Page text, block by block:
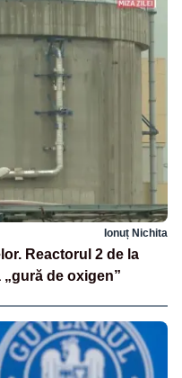
Ionuț Nichita
Reactorul 2 de la
de oxigen”